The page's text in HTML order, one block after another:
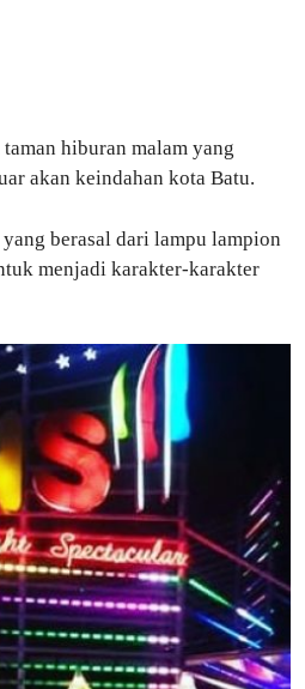
hiburan malam yang
akan keindahan kota Batu.
berasal dari lampu lampion
menjadi karakter-karakter